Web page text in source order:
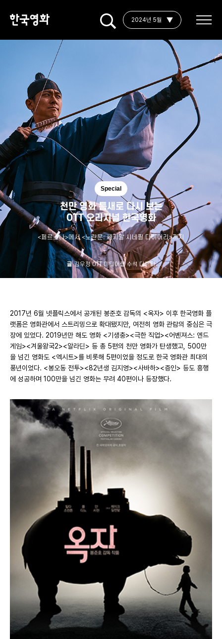
2024년 5월
Special
천만 영화 틈새로 다시 보는
OTT 오리지널 한국영화
<페르소나>에서 <노란문: 세기말 시네필 다이어리>까지
글 김우정 OTT 미디어랩 수석 디렉터
2017년 6월 넷플릭스에서 공개된 봉준호 감독의 <옥자> 이후 한국영화 플
랫폼은 영화관에서 스트리밍으로 확대됐지만, 여전히 영화 관람의 중심은 극
장에 있었다. 2019년만 해도 영화 <기생충><극한 직업><어벤져스: 엔드
게임><겨울왕국2><알라딘> 등 총 5편의 천만 영화가 탄생했고, 500만
을 넘긴 영화도 <엑시트>를 비롯해 5편이었을 정도로 한국 영화관 최대의
풍년이었다. <봉오동 전투><82년생 김지영><사바하><증인> 등도 흥행
에 성공하며 100만을 넘긴 영화는 무려 40편이나 등장했다.